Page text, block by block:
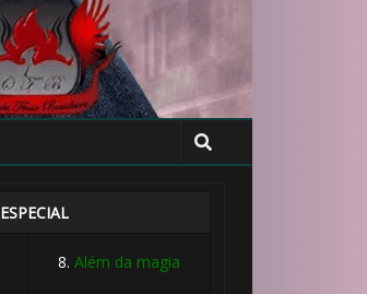
ESPECIAL
8. Além da magia